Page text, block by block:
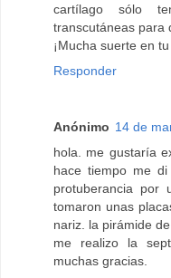
cartílago sólo
transcutáneas para
¡Mucha suerte en
Responder
Anónimo 14 de
hola. me gustaría
hace tiempo me
protuberancia por
tomaron unas
nariz. la pirámide
me realizo la
muchas gracias.